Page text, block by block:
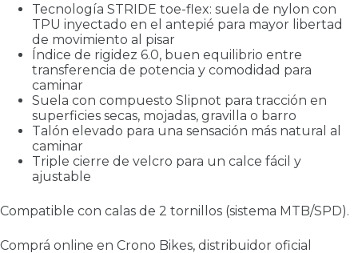
Tecnología STRIDE toe-flex: suela de nylon con
TPU inyectado en el antepié para mayor libertad
de movimiento al pisar
Índice de rigidez 6.0, buen equilibrio entre
transferencia de potencia y comodidad para
caminar
Suela con compuesto Slipnot para tracción en
superficies secas, mojadas, gravilla o barro
Talón elevado para una sensación más natural al
caminar
Triple cierre de velcro para un calce fácil y
ajustable
Compatible con calas de 2 tornillos (sistema MTB/SPD).
Comprá online en Crono Bikes, distribuidor oficial